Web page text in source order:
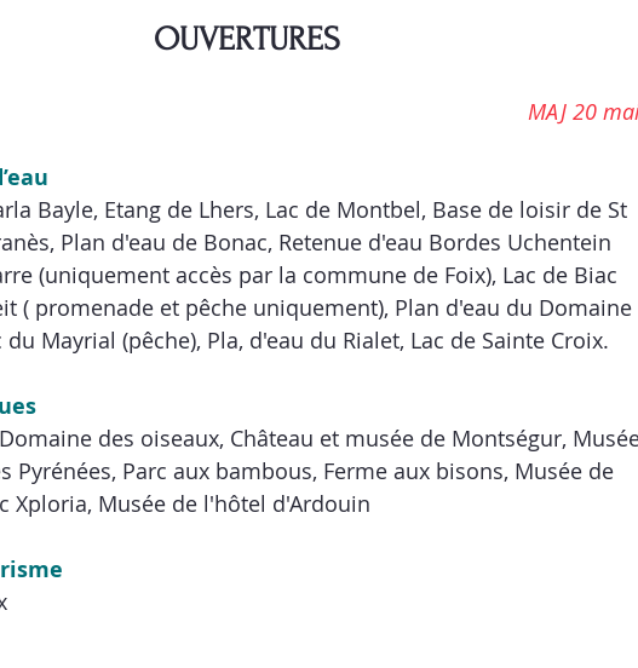
OUVERTURES
MAJ 20
Bayle, Etang de Lhers, Lac de Montbel, Base de loisir de St
Plan d'eau de Bonac, Retenue d'eau Bordes Uchentein
(uniquement accès par la commune de Foix), Lac de Biac
( promenade et pêche uniquement), Plan d'eau du Domaine
du Mayrial (pêche), Pla, d'eau du Rialet, Lac de Sainte Croix.
des oiseaux, Château et musée de Montségur,
Pyrénées, Parc aux bambous, Ferme aux bisons, Musée de
Xploria, Musée de l'hôtel d'Ardouin